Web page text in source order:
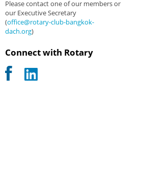
Please contact one of our members or
our Executive Secretary
(office@rotary-club-bangkok-
dach.org)
Connect with Rotary